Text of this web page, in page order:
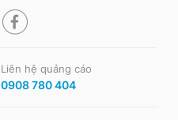
Liên hệ quảng cáo
0908 780 404